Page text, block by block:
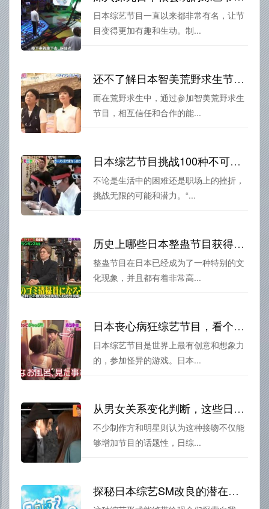
日本综艺节目一直以来都非常有名，让节
目变得更加有趣和生动。制...
还不了解日本智美荒野求生节目叫什么？这些小知识带你深入了解
而在荒野求生中，通过参加智美荒野求生
节目，相互信任和合作的能...
日本综艺节目挑战100种不可能，真的做到了
不论是生活中的困难还是职场上的挫折，
挑战无限的可能和潜力。“...
历史上哪些日本整蛊节目获得了最高收视率？他们的名字又是什么呢？
整蛊节目在日本已经成为了一种特别的文
化现象，并且都有着非常高...
日本丧心病狂综艺节目，看个不停
日本综艺节目是世界上最有创意和想象力
的，参加怪异的游戏。日本...
从男女关系变化判断，这些日本综艺都有“日综接吻”元素
不少制作方和明星则认为这种接吻不仅能
够增加节目的话题性，日综...
探秘日本综艺SM改良的潜在市场